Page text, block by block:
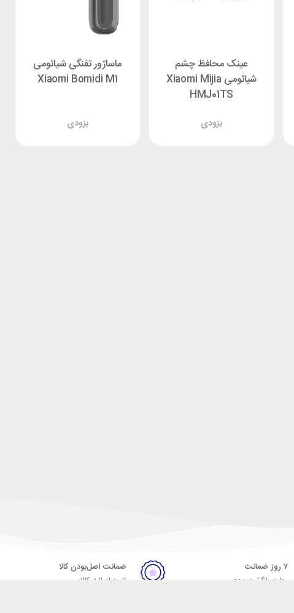
عینک محافظ چشم
شیائومی Xiaomi Mijia
HMJ01TS
بزودی
ماساژور تفنگی شیائومی
Xiaomi Bomidi M1
بزودی
۷ روز ضمانت
مهلت بازگشت وجه
ضمانت اصل‌بودن کالا
تایید اصالت کالا